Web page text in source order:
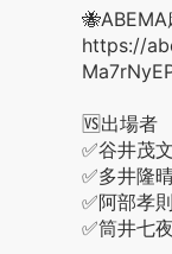
https://
🆚出場者
✅谷井茂文
✅多井隆
✅阿部孝則
✅筒井七夜